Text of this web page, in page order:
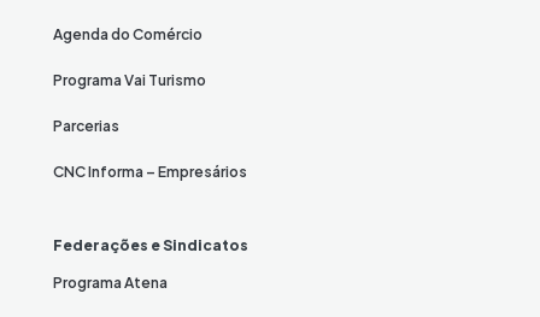
Agenda do Comércio
Programa Vai Turismo
Parcerias
CNC Informa – Empresários
Federações e Sindicatos
Programa Atena